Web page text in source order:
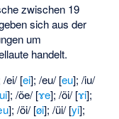
zwischen 19
sich aus der
um
handelt.
/ei/ [ei]; /eu/ [eu]; /iu/
]; /õe/ [ɤe]; /õi/ [ɤi];
]; /öi/ [øi]; /üi/ [yi];